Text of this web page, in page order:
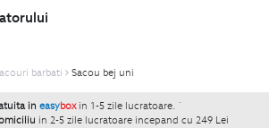
barbati Sacou bej uni
in easybox in 1-5 zile lucratoare. `
in 2-5 zile lucratoare incepand cu 249 Lei